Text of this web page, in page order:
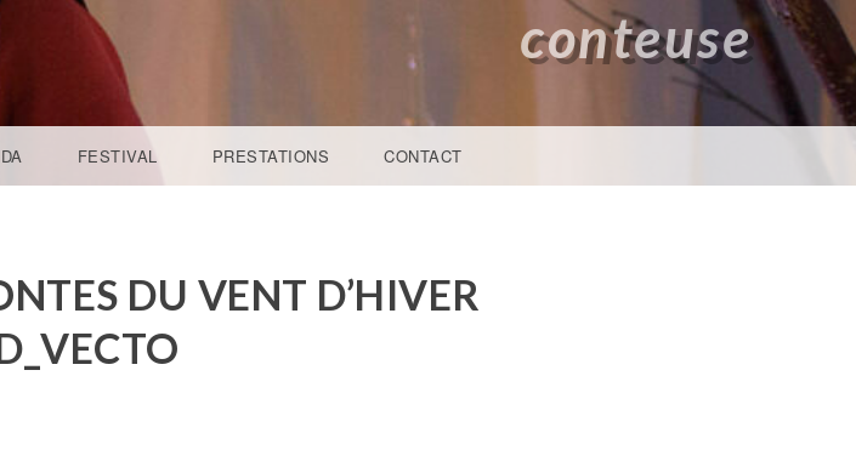
conteuse
FESTIVAL PRESTATIONS CONTACT
DU VENT D’HIVER